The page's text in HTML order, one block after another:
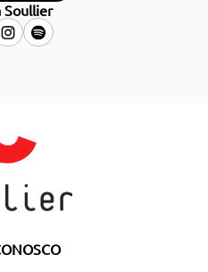
Soullier